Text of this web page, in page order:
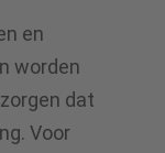
en
worden
dat
Voor